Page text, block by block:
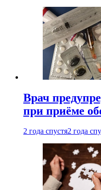
Врач
при приëме
2 года спустя2 года